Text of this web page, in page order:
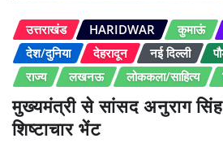
उत्तराखंड HARIDWAR कुमाऊं
देश/दुनिया
देहरादून नई दिल्ली
राज्य
लखनऊ लोककला/साहित्य
मुख्यमंत्री से सांसद अनुराग
शिष्टाचार भेंट